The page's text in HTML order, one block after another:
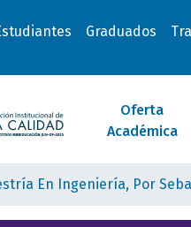
Graduados
Oferta
Académica
En Ingeniería, Por